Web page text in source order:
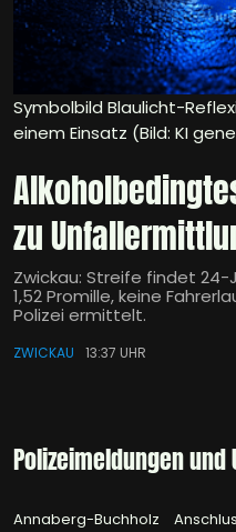
Symbolbild Blaulicht-
einem Einsatz (Bild: KI
zu
Zwickau: Streife findet 24-
1,52 Promille, keine
Polizei ermittelt.
ZWICKAU 13:37 UHR
Polizeimeldungen und
Annaberg-Buchholz